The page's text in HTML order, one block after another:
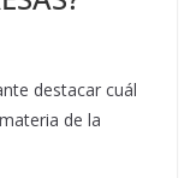
destacar cuál
de la